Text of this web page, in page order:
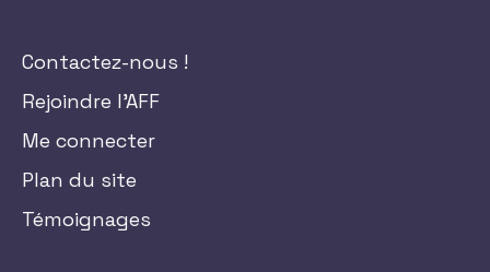
Contactez-nous !
Rejoindre l'AFF
Me connecter
Plan du site
Témoignages